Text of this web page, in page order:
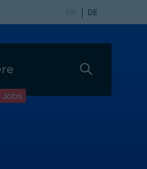
EN DE
Jobs